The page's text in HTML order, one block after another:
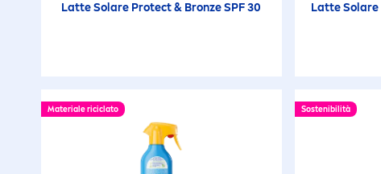
Latte Solare Protect& BronzeSPF 30
Latte Solare
Materiale riciclato Sostenibilità